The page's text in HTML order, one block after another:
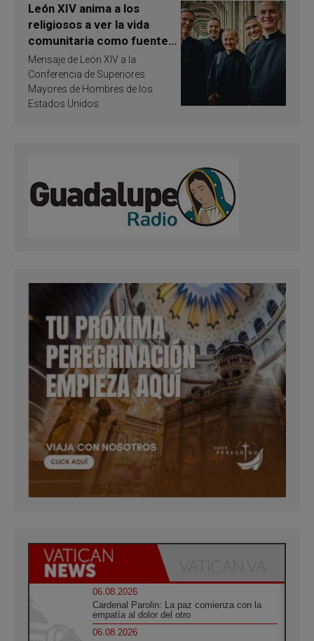
León XIV anima a los
religiosos a ver la vida
comunitaria como fuente
de inspiración y
santificación
Mensaje de León XIV a la
Conferencia de Superiores
Mayores de Hombres de los
Estados Unidos
06.08.2026
Cardenal Parolin: La paz comienza con la
empatía al dolor del otro
06.08.2026